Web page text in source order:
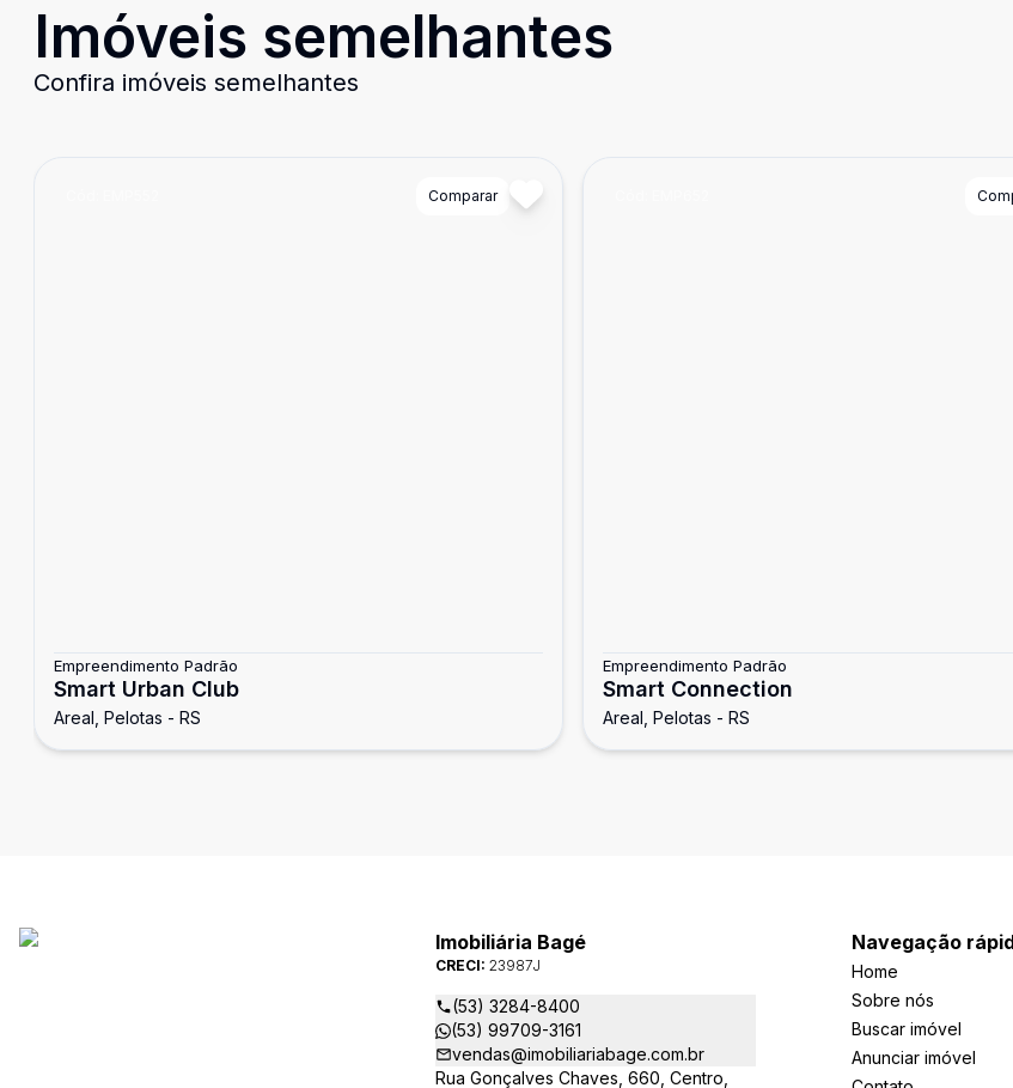
Imóveis semelhantes
Confira imóveis semelhantes
Comparar
Empreendimento Padrão
Smart Urban Club
Areal, Pelotas - RS
Empreendimento Padrão
Smart Connection
Areal, Pelotas - RS
Imobiliária Bagé
CRECI: 23987J
(53) 3284-8400
(53) 99709-3161
vendas@imobiliariabage.com.br
Rua Gonçalves Chaves, 660, Centro,
Navegação
Home
Sobre nós
Buscar imóvel
Anunciar imóvel